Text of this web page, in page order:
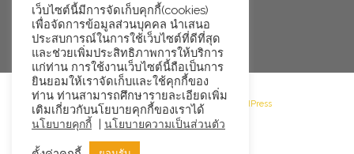
FB : gwretail
©2026 Goodwill Retail · Powered by WordPress
เว็บไซต์นี้มีการจัดเก็บคุกกี้(cookies)
เพื่อจัดการข้อมูลส่วนบุคคล นำเสนอ
ประสบการณ์ในการใช้เว็บไซต์ที่ดีที่สุด
และช่วยเพิ่มประสิทธิภาพการให้บริการ
แก่ท่าน การใช้งานเว็บไซต์นี้ถือเป็นการ
ยินยอมให้เราจัดเก็บและใช้คุกกี้ของ
ท่าน ท่านสามารถศึกษารายละเอียดเพิ่ม
เติมเกี่ยวกับนโยบายคุกกี้ของเราได้
นโยบายคุกกี้ | นโยบายความเป็นส่วนตัว